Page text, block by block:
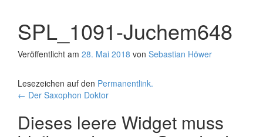
SPL_1091-Juchem648
Veröffentlicht am 28. Mai 2018 von Sebastian Höwer
Lesezeichen auf den Permanentlink.
Beitrags-
Navigation
← Der Saxophon Doktor
Dieses leere Widget muss